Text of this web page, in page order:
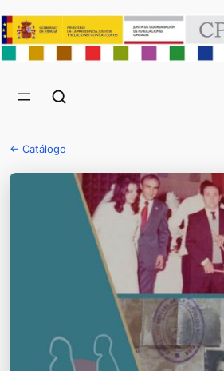
← Catálogo